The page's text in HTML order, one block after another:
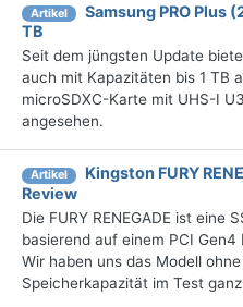
Artikel
Samsung PRO Plus
TB
Seit dem jüngsten Update
auch mit Kapazitäten bis 1 TB
microSDXC-Karte mit UHS-I
angesehen.
Artikel
Kingston FURY
Review
Die FURY RENEGADE ist eine
basierend auf einem PCI
Wir haben uns das Modell
Speicherkapazität im Test